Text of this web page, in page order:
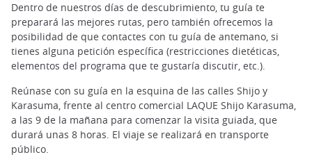
Dentro de nuestros días de descubrimiento, tu guía te
preparará las mejores rutas, pero también ofrecemos la
posibilidad de que contactes con tu guía de antemano, si
tienes alguna petición específica (restricciones dietéticas,
elementos del programa que te gustaría discutir, etc.).
Reúnase con su guía en la esquina de las calles Shijo y
Karasuma, frente al centro comercial LAQUE Shijo Karasuma,
a las 9 de la mañana para comenzar la visita guiada, que
durará unas 8 horas. El viaje se realizará en transporte
público.